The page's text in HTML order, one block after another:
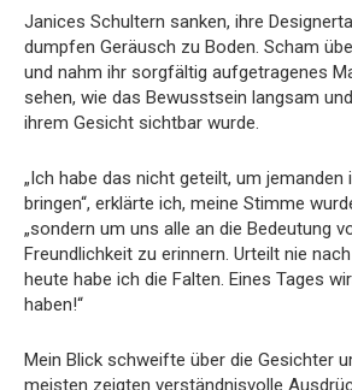
Janices Schultern sanken, ihre
dumpfen Geräusch zu Boden. Scham
und nahm ihr sorgfältig aufgetragenes
sehen, wie das Bewusstsein langsam
ihrem Gesicht sichtbar wurde.
„Ich habe das nicht geteilt, um jemanden
bringen“, erklärte ich, meine Stimme
„sondern um uns alle an die Bedeutung
Freundlichkeit zu erinnern. Urteilt nie
heute habe ich die Falten. Eines Tages
haben!“
Mein Blick schweifte über die Gesichter
meisten zeigten verständnisvolle